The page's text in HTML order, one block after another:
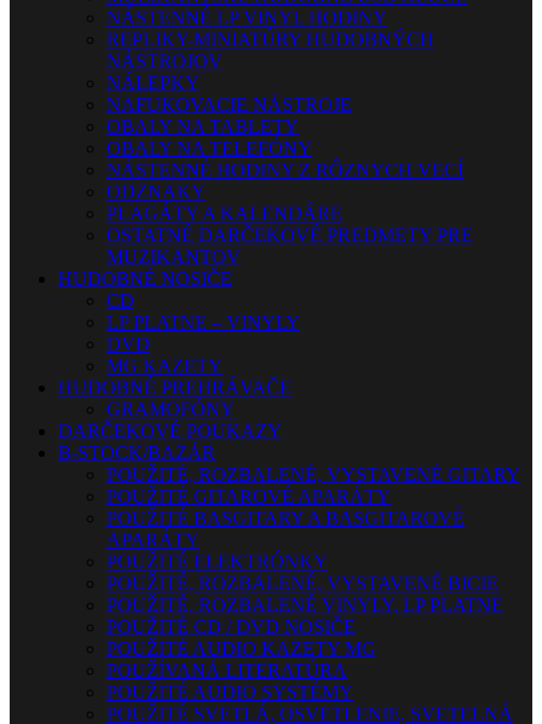
NÁSTENNÉ LP VINYL HODINY
REPLIKY-MINIATÚRY HUDOBNÝCH
NÁSTROJOV
NÁLEPKY
NAFUKOVACIE NÁSTROJE
OBALY NA TABLETY
OBALY NA TELEFÓNY
NÁSTENNÉ HODINY Z RÔZNYCH VECÍ
ODZNAKY
PLAGÁTY A KALENDÁRE
OSTATNÉ DARČEKOVÉ PREDMETY PRE
MUZIKANTOV
HUDOBNÉ NOSIČE
CD
LP PLATNE – VINYLY
DVD
MG KAZETY
HUDOBNÉ PREHRÁVAČE
GRAMOFÓNY
DARČEKOVÉ POUKAZY
B-STOCK/BAZÁR
POUŽITÉ, ROZBALENÉ, VYSTAVENÉ GITARY
POUŽITÉ GITAROVÉ APARÁTY
POUŽITÉ BASGITARY A BASGITAROVÉ
APARÁTY
POUŽITÉ ELEKTRÓNKY
POUŽITÉ, ROZBALENÉ, VYSTAVENÉ BICIE
POUŽITÉ, ROZBALENÉ VINYLY, LP PLATNE
POUŽITÉ CD / DVD NOSIČE
POUŽITÉ AUDIO KAZETY MG
POUŽÍVANÁ LITERATÚRA
POUŽITÉ AUDIO SYSTÉMY
POUŽITÉ SVETLÁ, OSVETLENIE, SVETELNÁ